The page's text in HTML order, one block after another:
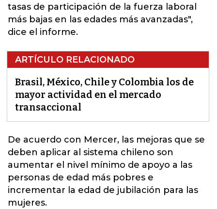
tasas de participación de la fuerza laboral
más bajas en las edades más avanzadas",
dice el informe.
ARTÍCULO RELACIONADO
Brasil, México, Chile y Colombia los de
mayor actividad en el mercado
transaccional
De acuerdo con Mercer, las mejoras que se
deben aplicar al sistema chileno son
aumentar el nivel mínimo de apoyo a las
personas de edad más pobres e
incrementar la edad de jubilación para las
mujeres.